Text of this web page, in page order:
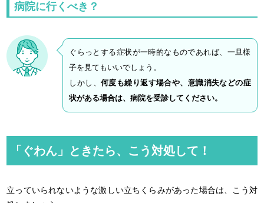
病院に行くべき？
ぐらっとする症状が一時的なものであれば、一旦様
子を見てもいいでしょう。
しかし、 何度も繰り返す場合や、意識消失などの症
状がある場合は、病院を受診してください。
「ぐわん」ときたら、こう対処して！
立っていられないような激しい立ちくらみがあった場合は、こう対